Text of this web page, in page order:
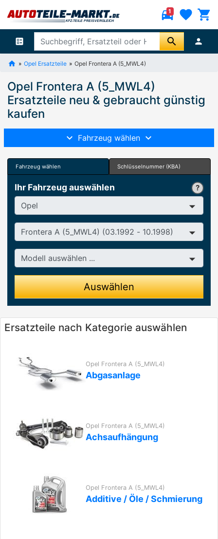
directions_car
1 favorite shopping_cart
ballot search person
Opel Ersatzteile Opel Frontera A (5_MWL4)
Opel Frontera A (5_MWL4)
Ersatzteile neu & gebraucht günstig
kaufen
Fahrzeug wählen
Fahrzeug wählen Schlüsselnummer (KBA)
Ihr Fahrzeug auswählen
Hersteller
Baureihe
Modell
Auswählen
Ersatzteile nach Kategorie auswählen
Opel Frontera A (5_MWL4)
Abgasanlage
Opel Frontera A (5_MWL4)
Achsaufhängung
Opel Frontera A (5_MWL4)
Additive / Öle / Schmierung